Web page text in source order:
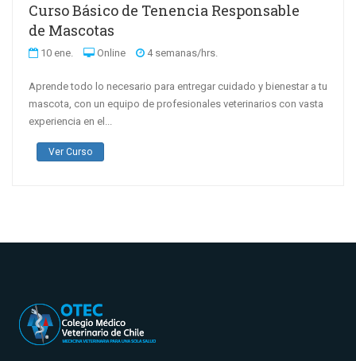
Curso Básico de Tenencia Responsable
de Mascotas
10 ene. Online 4 semanas/hrs.
Aprende todo lo necesario para entregar cuidado y bienestar a tu
mascota, con un equipo de profesionales veterinarios con vasta
experiencia en el...
Ver Curso